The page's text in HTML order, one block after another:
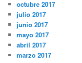
octubre 2017
julio 2017
junio 2017
mayo 2017
abril 2017
marzo 2017